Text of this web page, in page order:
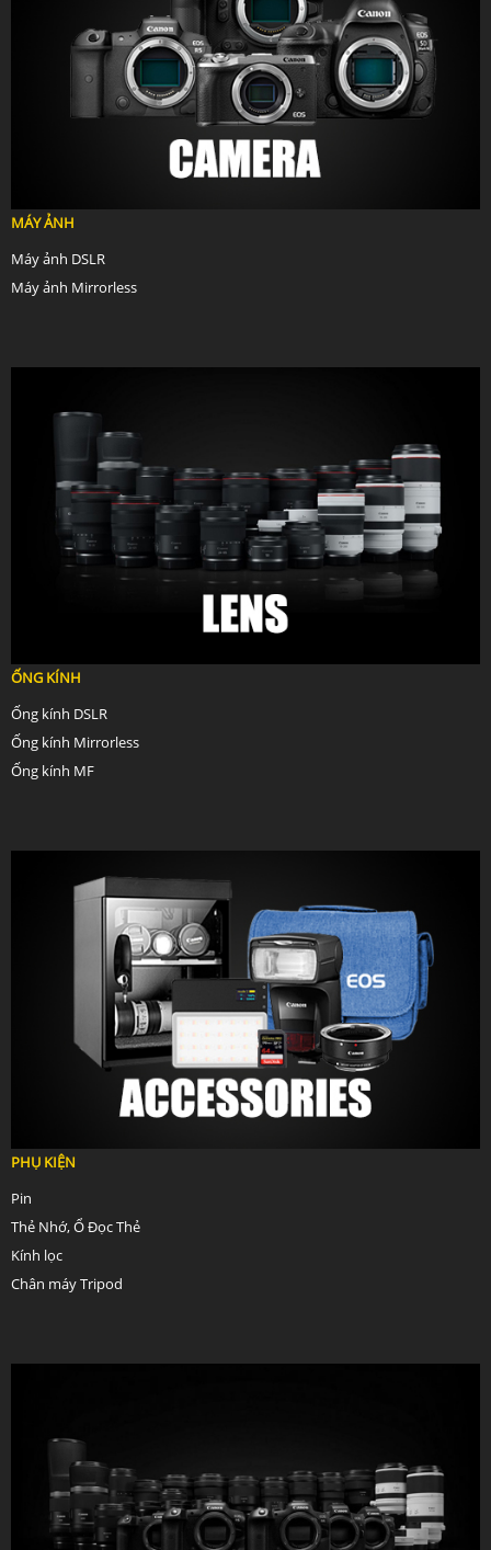
MÁY ẢNH
Máy ảnh DSLR
Máy ảnh Mirrorless
ỐNG KÍNH
Ống kính DSLR
Ống kính Mirrorless
Ống kính MF
PHỤ KIỆN
Pin
Thẻ Nhớ, Ổ Đọc Thẻ
Kính lọc
Chân máy Tripod